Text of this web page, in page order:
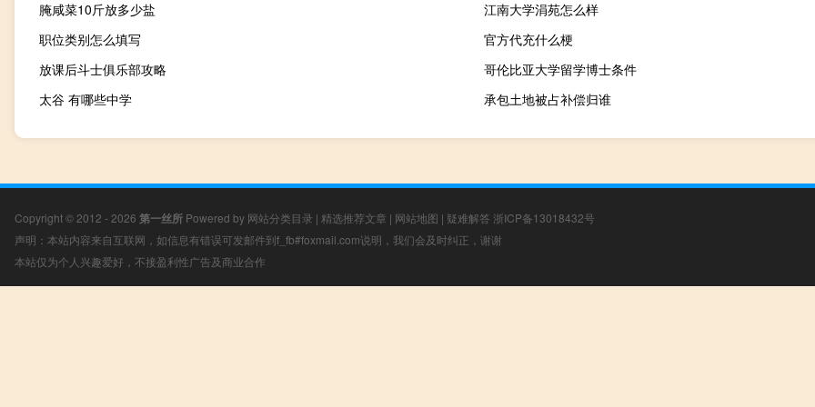
腌咸菜10斤放多少盐
江南大学涓苑怎么样
职位类别怎么填写
官方代充什么梗
放课后斗士俱乐部攻略
哥伦比亚大学留学博士条件
太谷 有哪些中学
承包土地被占补偿归谁
Copyright © 2012 - 2026 第一丝所 Powered by 网站分类目录 | 精选推荐文章 | 网站地图 | 疑难解答 浙ICP备13018432号
声明：本站内容来自互联网，如信息有错误可发邮件到f_fb#foxmail.com说明，我们会及时纠正，谢谢
本站仅为个人兴趣爱好，不接盈利性广告及商业合作